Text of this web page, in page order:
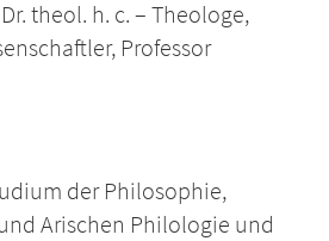
theol. h. c. – Theologe,
Professor
der Philosophie,
Arischen Philologie und